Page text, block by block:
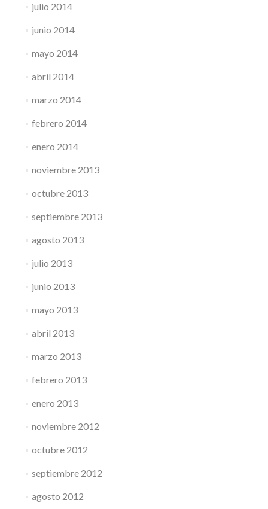
julio 2014
junio 2014
mayo 2014
abril 2014
marzo 2014
febrero 2014
enero 2014
noviembre 2013
octubre 2013
septiembre 2013
agosto 2013
julio 2013
junio 2013
mayo 2013
abril 2013
marzo 2013
febrero 2013
enero 2013
noviembre 2012
octubre 2012
septiembre 2012
agosto 2012